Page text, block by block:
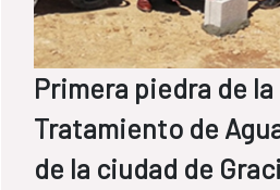
Primera piedra de
Tratamiento de
de la ciudad de